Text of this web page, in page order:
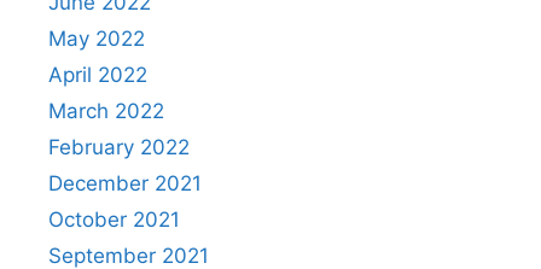
May 2022
April 2022
March 2022
February 2022
December 2021
October 2021
September 2021